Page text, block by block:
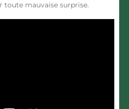
toute mauvaise surprise.